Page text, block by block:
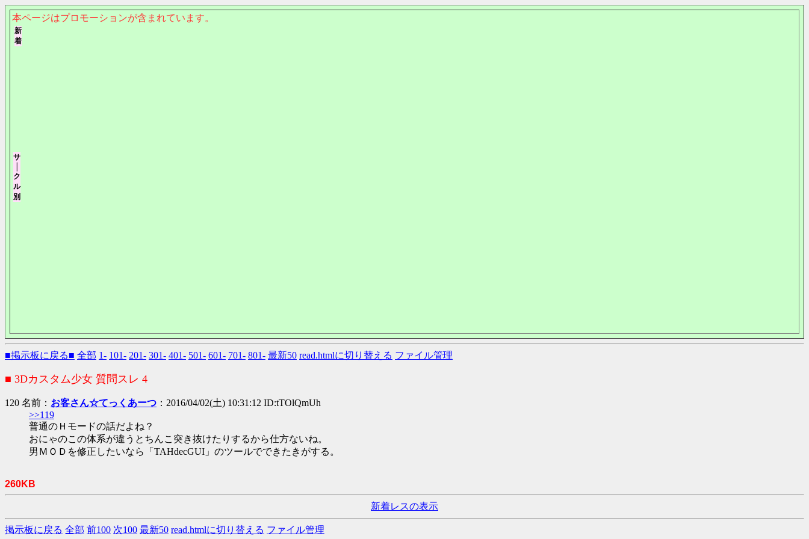
本ページはプロモーションが含まれています。
■掲示板に戻る■ 全部 1- 101- 201- 301- 401- 501- 601- 701- 801- 最新50 read.htmlに切り替える ファイル管理
■ 3Dカスタム少女 質問スレ 4
120 名前： お客さん☆てっくあーつ ：2016/04/02(土) 10:31:12 ID:tTOlQmUh
>>119
普通のＨモードの話だよね？
おにゃのこの体系が違うとちんこ突き抜けたりするから仕方ないね。
男ＭＯＤを修正したいなら「TAHdecGUI」のツールでできたきがする。
260KB
新着レスの表示
掲示板に戻る 全部 前100 次100 最新50 read.htmlに切り替える ファイル管理